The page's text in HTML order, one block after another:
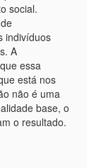
social.
indivíduos
A
essa
está nos
não é uma
base, o
o resultado.